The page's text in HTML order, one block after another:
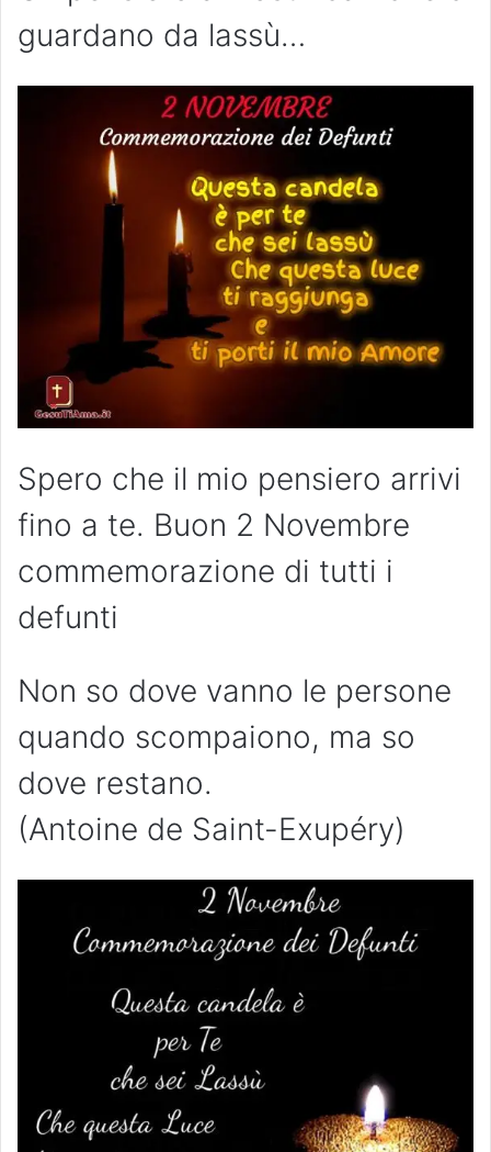
guardano da lassù…
Spero che il mio pensiero arrivi
fino a te. Buon 2 Novembre
commemorazione di tutti i
defunti
Non so dove vanno le persone
quando scompaiono, ma so
dove restano.
(Antoine de Saint-Exupéry)